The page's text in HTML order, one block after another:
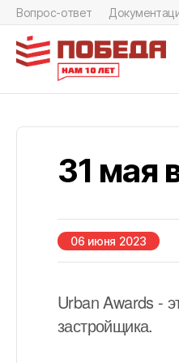
Вопрос-ответ
31 мая
06 июня 2023
Urban Awards -
застройщика.